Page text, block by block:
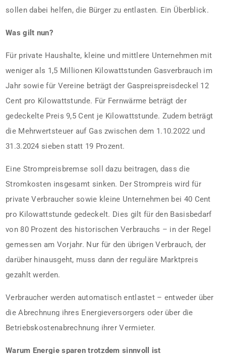
sollen dabei helfen, die Bürger zu entlasten. Ein Überblick.
Was gilt nun?
Für private Haushalte, kleine und mittlere Unternehmen mit
weniger als 1,5 Millionen Kilowattstunden Gasverbrauch im
Jahr sowie für Vereine beträgt der Gaspreispreisdeckel 12
Cent pro Kilowattstunde. Für Fernwärme beträgt der
gedeckelte Preis 9,5 Cent je Kilowattstunde. Zudem beträgt
die Mehrwertsteuer auf Gas zwischen dem 1.10.2022 und
31.3.2024 sieben statt 19 Prozent.
Eine Strompreisbremse soll dazu beitragen, dass die
Stromkosten insgesamt sinken. Der Strompreis wird für
private Verbraucher sowie kleine Unternehmen bei 40 Cent
pro Kilowattstunde gedeckelt. Dies gilt für den Basisbedarf
von 80 Prozent des historischen Verbrauchs – in der Regel
gemessen am Vorjahr. Nur für den übrigen Verbrauch, der
darüber hinausgeht, muss dann der reguläre Marktpreis
gezahlt werden.
Verbraucher werden automatisch entlastet – entweder über
die Abrechnung ihres Energieversorgers oder über die
Betriebskostenabrechnung ihrer Vermieter.
Warum Energie sparen trotzdem sinnvoll ist